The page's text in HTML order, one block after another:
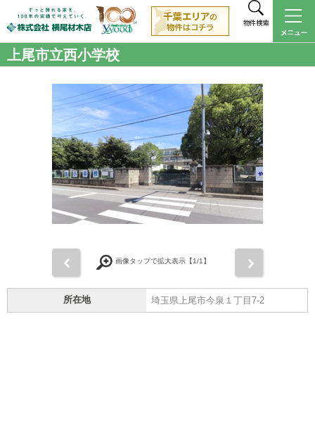
物件検索
上尾市立西小学校
画像タップで拡大表示【1/1】
所在地 埼玉県上尾市今泉１丁目7-2